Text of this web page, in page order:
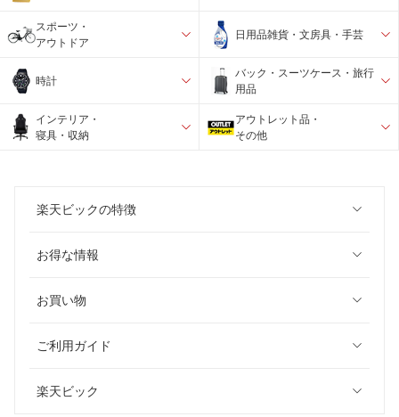
スポーツ・
アウトドア
日用品雑貨・文房具・手芸
時計
バック・スーツケース・旅行
用品
インテリア・
寝具・収納
アウトレット品・
その他
楽天ビックの特徴
お得な情報
お買い物
ご利用ガイド
楽天ビック